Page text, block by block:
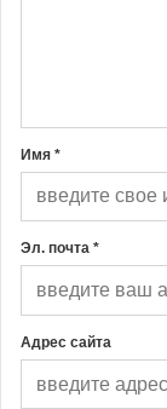
Имя *
Эл. почта *
Адрес сайта